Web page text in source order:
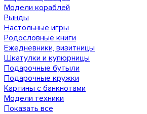
Модели кораблей
Рынды
Настольные игры
Родословные книги
Ежедневники, визитницы
Шкатулки и купюрницы
Подарочные бутыли
Подарочные кружки
Картины с банкнотами
Модели техники
Показать все